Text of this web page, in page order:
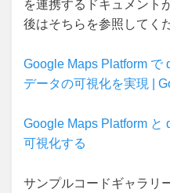
を連携するドキュメント
後はそちらを参照してく
Google Maps Platform で
データの可視化を実現 |
Google Maps Platform と
可視化する
サンプルコードギャラリ